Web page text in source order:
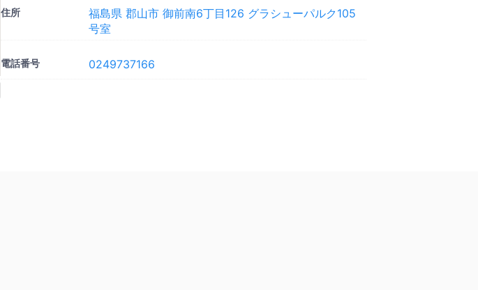
住所
福島県 郡山市 御前南6丁目126 グラシューパルク105
号室
電話番号 0249737166